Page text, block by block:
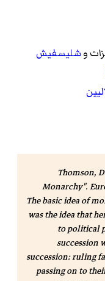
وشليسفيش
Thomson,
Monarchy".
The basic idea of
was the idea that
to political
succession
succession: ruling
passing on to